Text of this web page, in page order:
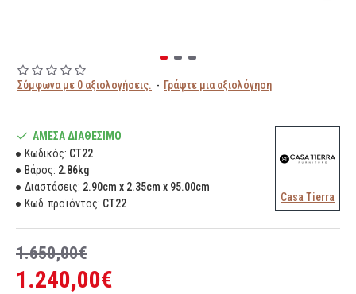
Σύμφωνα με 0 αξιολογήσεις. - Γράψτε μια αξιολόγηση
1.240,00€
1.650,00€
ΆΜΕΣΑ ΔΙΑΘΈΣΙΜΟ
Κωδικός: CT22
Βάρος: 2.86kg
Διαστάσεις: 2.90cm x 2.35cm x 95.00cm
Κωδ. προϊόντος: CT22 Casa Tierra